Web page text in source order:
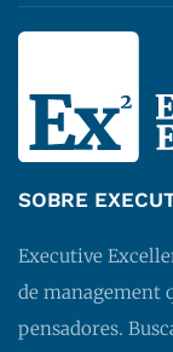
SOBRE
Executive
de management
pensadores.